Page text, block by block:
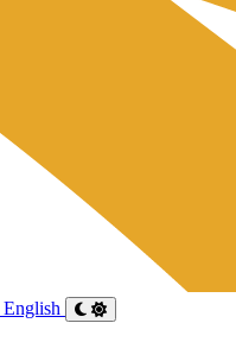
English